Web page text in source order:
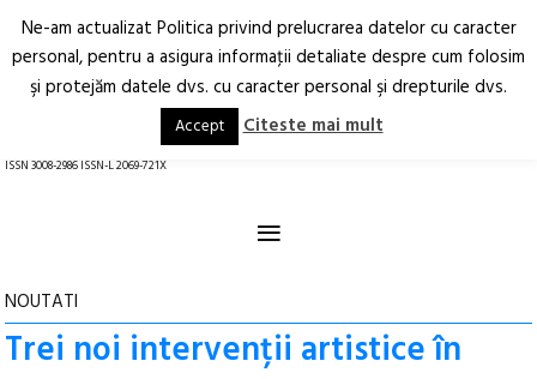
Arhitectură.
Oraș.
RO EN
ISSN 3008-2986 ISSN-L 2069-721X
≡
NOUTATI
Trei noi intervenții artistice în
Ne-am actualizat Politica privind prelucrarea datelor cu caracter
personal, pentru a asigura informaţii detaliate despre cum folosim
şi protejăm datele dvs. cu caracter personal şi drepturile dvs.
Accept Citeste mai mult